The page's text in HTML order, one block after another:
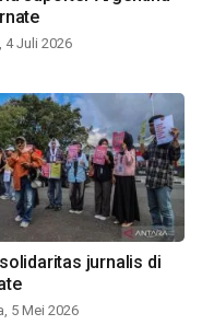
4 Juli 2026
jurnalis di
5 Mei 2026